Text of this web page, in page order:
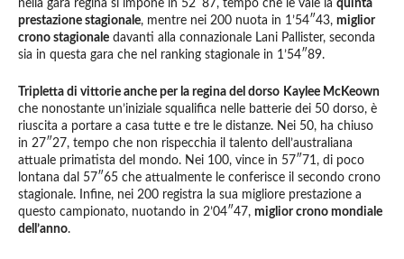
nella gara regina si impone in 52″87, tempo che le vale la quinta
prestazione stagionale, mentre nei 200 nuota in 1’54″43, miglior
crono stagionale davanti alla connazionale Lani Pallister, seconda
sia in questa gara che nel ranking stagionale in 1’54″89.
Tripletta di vittorie anche per la regina del dorso Kaylee McKeown
che nonostante un’iniziale squalifica nelle batterie dei 50 dorso, è
riuscita a portare a casa tutte e tre le distanze. Nei 50, ha chiuso
in 27″27, tempo che non rispecchia il talento dell’australiana
attuale primatista del mondo. Nei 100, vince in 57″71, di poco
lontana dal 57″65 che attualmente le conferisce il secondo crono
stagionale. Infine, nei 200 registra la sua migliore prestazione a
questo campionato, nuotando in 2’04″47, miglior crono mondiale
dell’anno.